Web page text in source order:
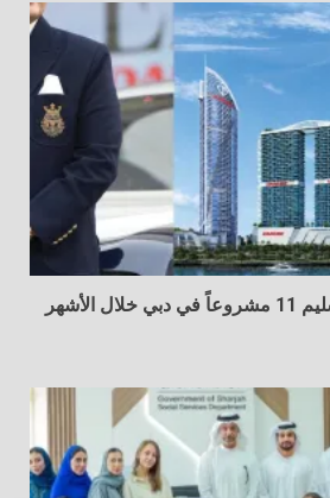
دانوب العقارية تعلن تسليم 11 مشروعاً في دبي خلال الأشهر